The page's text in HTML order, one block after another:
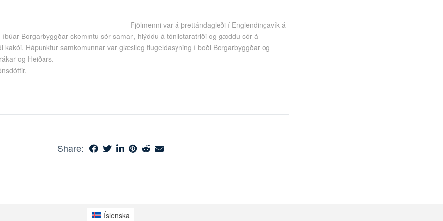
Fjölmenni var á þrettándagleði í Englendingavík á
íbúar Borgarbyggðar skemmtu sér saman, hlýddu á tónlistaratriði og gæddu sér á
kakói. Hápunktur samkomunnar var glæsileg flugeldasýning í boði Borgarbyggðar og
og Heiðars.
Share:
Íslenska